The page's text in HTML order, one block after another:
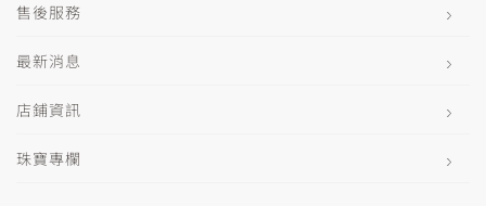
售後服務
最新消息
店鋪資訊
珠寶專欄